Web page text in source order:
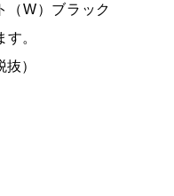
W）ブラック
。
）